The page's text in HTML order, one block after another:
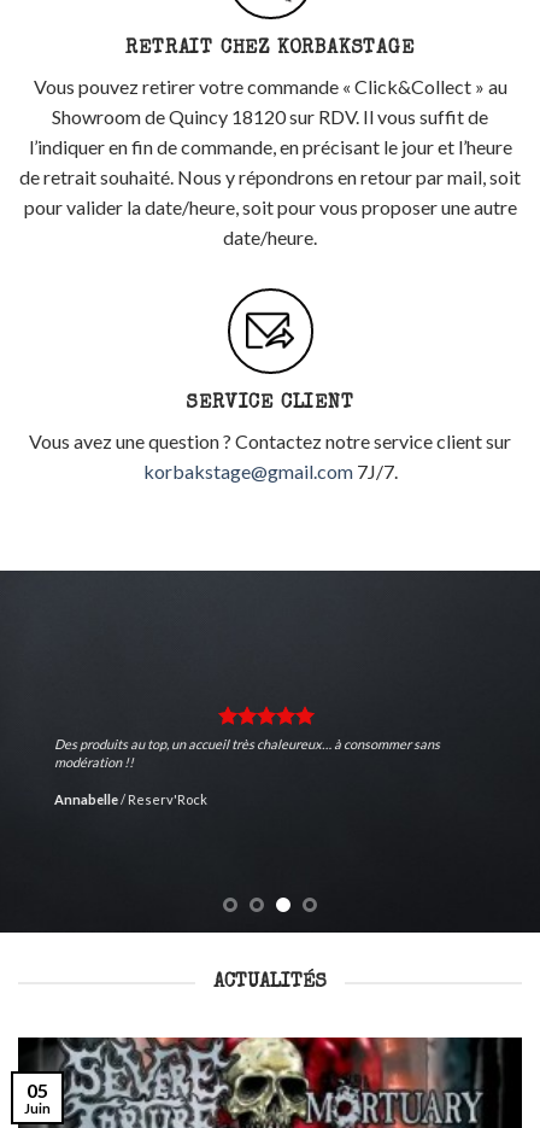
RETRAIT CHEZ KORBAKSTAGE
Vous pouvez retirer votre commande « Click&Collect » au
Showroom de Quincy 18120 sur RDV. Il vous suffit de
l’indiquer en fin de commande, en précisant le jour et l’heure
de retrait souhaité. Nous y répondrons en retour par mail, soit
pour valider la date/heure, soit pour vous proposer une autre
date/heure.
SERVICE CLIENT
Vous avez une question ? Contactez notre service client sur
korbakstage@gmail.com7J/7.
Des produits au top, un accueil très chaleureux… à consommer sans
modération !!
Annabelle / Reserv'Rock
ACTUALITÉS
05
Juin